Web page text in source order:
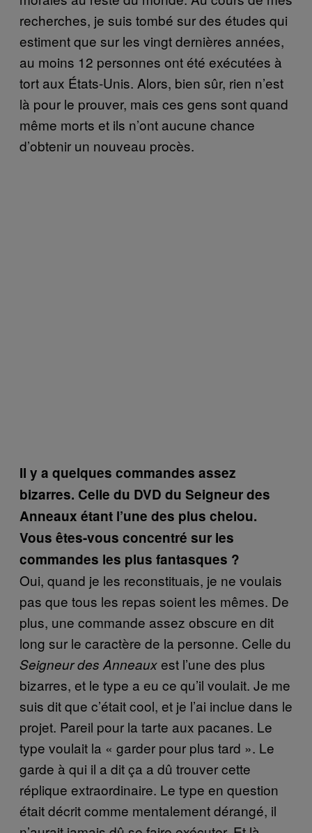
recherches, je suis tombé sur des études qui
estiment que sur les vingt dernières années,
au moins 12 personnes ont été exécutées à
tort aux États-Unis. Alors, bien sûr, rien n’est
là pour le prouver, mais ces gens sont quand
même morts et ils n’ont aucune chance
d’obtenir un nouveau procès.
Il y a quelques commandes assez
bizarres. Celle du DVD du Seigneur des
Anneaux étant l’une des plus chelou.
Vous êtes-vous concentré sur les
commandes les plus fantasques ?
Oui, quand je les reconstituais, je ne voulais
pas que tous les repas soient les mêmes. De
plus, une commande assez obscure en dit
long sur le caractère de la personne. Celle du
Seigneur des Anneauxest l’une des plus
bizarres, et le type a eu ce qu’il voulait. Je me
suis dit que c’était cool, et je l’ai inclue dans le
projet. Pareil pour la tarte aux pacanes. Le
type voulait la « garder pour plus tard ». Le
garde à qui il a dit ça a dû trouver cette
réplique extraordinaire. Le type en question
était décrit comme mentalement dérangé, il